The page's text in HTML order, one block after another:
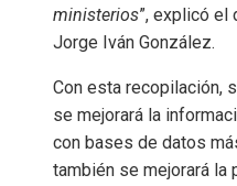
ministerios”, explicó el
Jorge Iván González.
Con esta recopilación,
se mejorará la
con bases de datos
también se mejorará la